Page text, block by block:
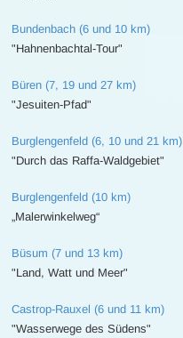
Bundenbach (6 und 10 km)
"Hahnenbachtal-Tour"
Büren (7, 19 und 27 km)
"Jesuiten-Pfad"
Burglengenfeld (6, 10 und 21 km)
"Durch das Raffa-Waldgebiet"
Burglengenfeld (10 km)
„Malerwinkelweg“
Büsum (7 und 13 km)
"Land, Watt und Meer"
Castrop-Rauxel (6 und 11 km)
"Wasserwege des Südens"